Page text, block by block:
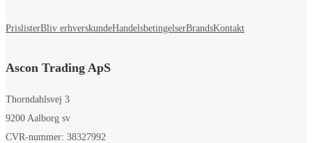
PrislisterBliv erhverskundeHandelsbetingelserBrandsKontakt
Ascon Trading ApS
Thorndahlsvej 3
9200 Aalborg sv
CVR-nummer: 38327992